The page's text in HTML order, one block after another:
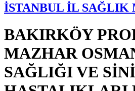
İSTANBUL İL SAĞLIK
BAKIRKÖY
MAZHAR
SAĞLIĞI VE